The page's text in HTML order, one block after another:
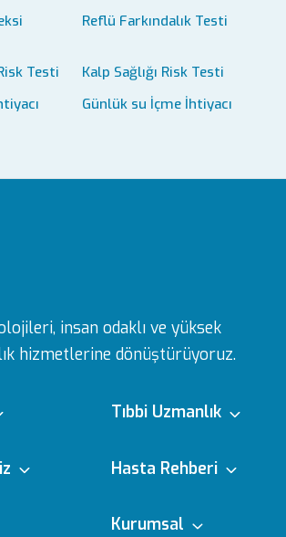
Reflü Farkındalık Testi
Testi
Kalp Sağlığı Risk Testi
Günlük su İçme İhtiyacı
insan odaklı ve yüksek
hizmetlerine dönüştürüyoruz.
Tıbbi Uzmanlık
Hasta Rehberi
e-Randevu
Kurumsal